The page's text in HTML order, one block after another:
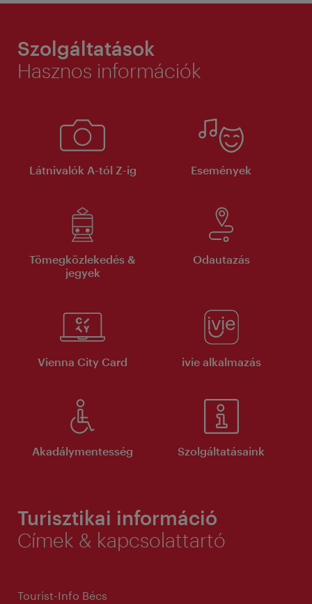
Szolgáltatások
Hasznos információk
Látnivalók A-tól Z-ig Események
Tömegközlekedés &
jegyek
Odautazás
Vienna City Card ivie alkalmazás
Akadálymentesség Szolgáltatásaink
Turisztikai információ
Címek & kapcsolattartó
Tourist-Info Bécs